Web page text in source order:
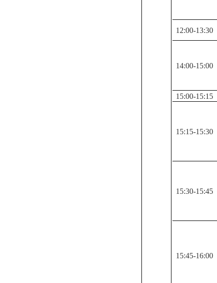
12:00-13:30
14:00-15:00
15:00-15:15
15:15-15:30
15:30-15:45
15:45-16:00